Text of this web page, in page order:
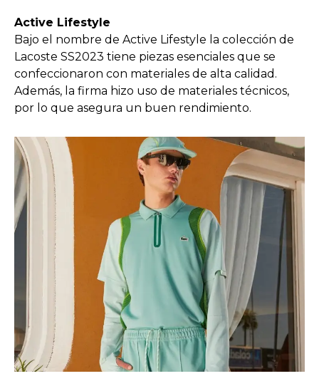
Active Lifestyle
Bajo el nombre de Active Lifestyle la colección de
Lacoste SS2023 tiene piezas esenciales que se
confeccionaron con materiales de alta calidad.
Además, la firma hizo uso de materiales técnicos,
por lo que asegura un buen rendimiento.